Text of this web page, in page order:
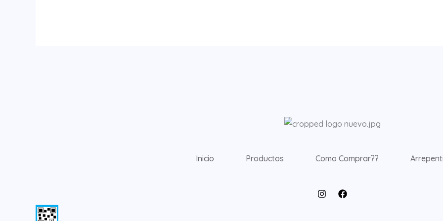
Inicio Productos Como Comprar??